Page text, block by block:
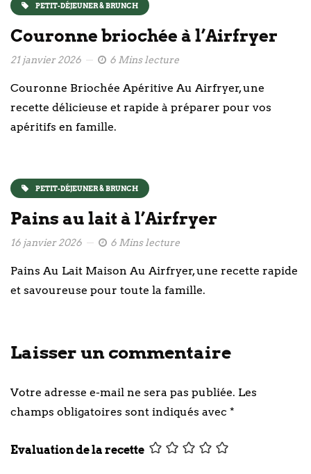
PETIT-DÉJEUNER & BRUNCH
Couronne briochée à l’Airfryer
21 janvier 2026 6 Mins lecture
Couronne Briochée Apéritive Au Airfryer, une
recette délicieuse et rapide à préparer pour vos
apéritifs en famille.
PETIT-DÉJEUNER & BRUNCH
Pains au lait à l’Airfryer
16 janvier 2026 6 Mins lecture
Pains Au Lait Maison Au Airfryer, une recette rapide
et savoureuse pour toute la famille.
Laisser un commentaire
Votre adresse e-mail ne sera pas publiée. Les
champs obligatoires sont indiqués avec *
Evaluation de la recette